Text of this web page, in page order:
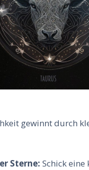
gewinnt durch
Sterne: Schick